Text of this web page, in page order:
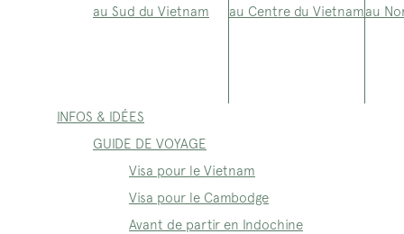
au Sud du Vietnam
au Centre du Vietnamau
INFOS & IDÉES
GUIDE DE VOYAGE
Visa pour le Vietnam
Visa pour le Cambodge
Avant de partir en Indochine